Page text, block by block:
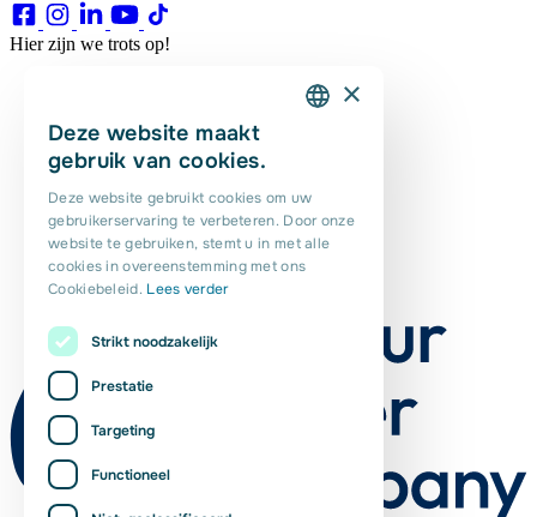
Hier zijn we trots op!
PORTUGUESE
POLISH
×
Deze website maakt
gebruik van cookies.
Deze website gebruikt cookies om uw
gebruikerservaring te verbeteren. Door onze
website te gebruiken, stemt u in met alle
cookies in overeenstemming met ons
Cookiebeleid. Lees verder
Strikt noodzakelijk
Prestatie
Targeting
Functioneel